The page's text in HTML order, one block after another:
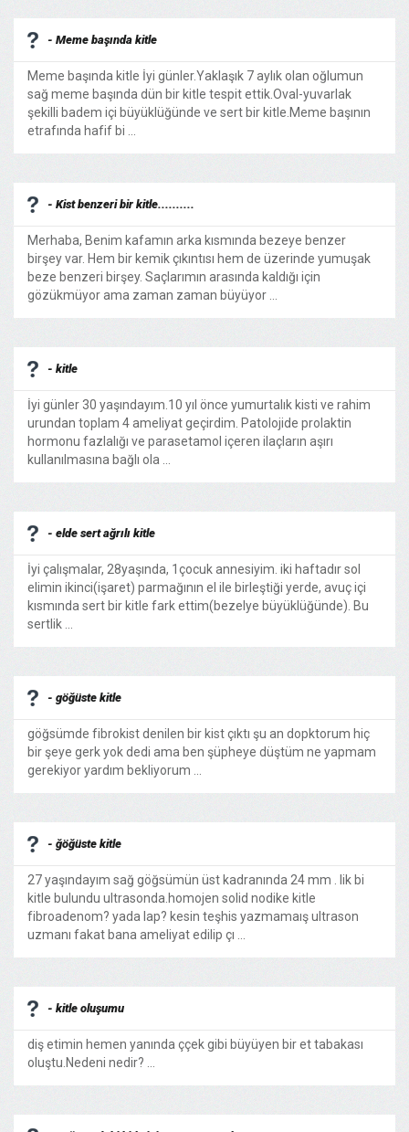
- Meme başında kitle
Meme başında kitle İyi günler.Yaklaşık 7 aylık olan oğlumun
sağ meme başında dün bir kitle tespit ettik.Oval-yuvarlak
şekilli badem içi büyüklüğünde ve sert bir kitle.Meme başının
etrafında hafif bi ...
- Kist benzeri bir kitle..........
Merhaba, Benim kafamın arka kısmında bezeye benzer
birşey var. Hem bir kemik çıkıntısı hem de üzerinde yumuşak
beze benzeri birşey. Saçlarımın arasında kaldığı için
gözükmüyor ama zaman zaman büyüyor ...
- kitle
İyi günler 30 yaşındayım.10 yıl önce yumurtalık kisti ve rahim
urundan toplam 4 ameliyat geçirdim. Patolojide prolaktin
hormonu fazlalığı ve parasetamol içeren ilaçların aşırı
kullanılmasına bağlı ola ...
- elde sert ağrılı kitle
İyi çalışmalar, 28yaşında, 1çocuk annesiyim. iki haftadır sol
elimin ikinci(işaret) parmağının el ile birleştiği yerde, avuç içi
kısmında sert bir kitle fark ettim(bezelye büyüklüğünde). Bu
sertlik ...
- göğüste kitle
göğsümde fibrokist denilen bir kist çıktı şu an dopktorum hiç
bir şeye gerk yok dedi ama ben şüpheye düştüm ne yapmam
gerekiyor yardım bekliyorum ...
- ğöğüste kitle
27 yaşındayım sağ göğsümün üst kadranında 24 mm . lik bi
kitle bulundu ultrasonda.homojen solid nodike kitle
fibroadenom? yada lap? kesin teşhis yazmamaış ultrason
uzmanı fakat bana ameliyat edilip çı ...
- kitle oluşumu
diş etimin hemen yanında ççek gibi büyüyen bir et tabakası
oluştu.Nedeni nedir? ...